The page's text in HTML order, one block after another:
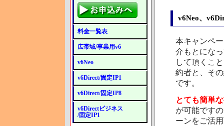
v6Neo、
本キャンペ
介もとにな
して頂くこ
約者と、そ
です。
とても簡単
が可能です
ーンをご活
料金一覧表
広帯域/事業用v6
v6Neo
v6Direct/固定IP1
v6Direct/固定IP8
v6Directビジネス
/固定IP1